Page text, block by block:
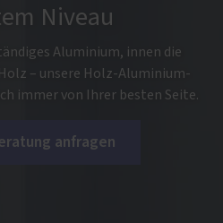
Niveau
Aluminium, innen die
– unsere Holz-Aluminium-
immer von Ihrer besten Seite.
anfragen